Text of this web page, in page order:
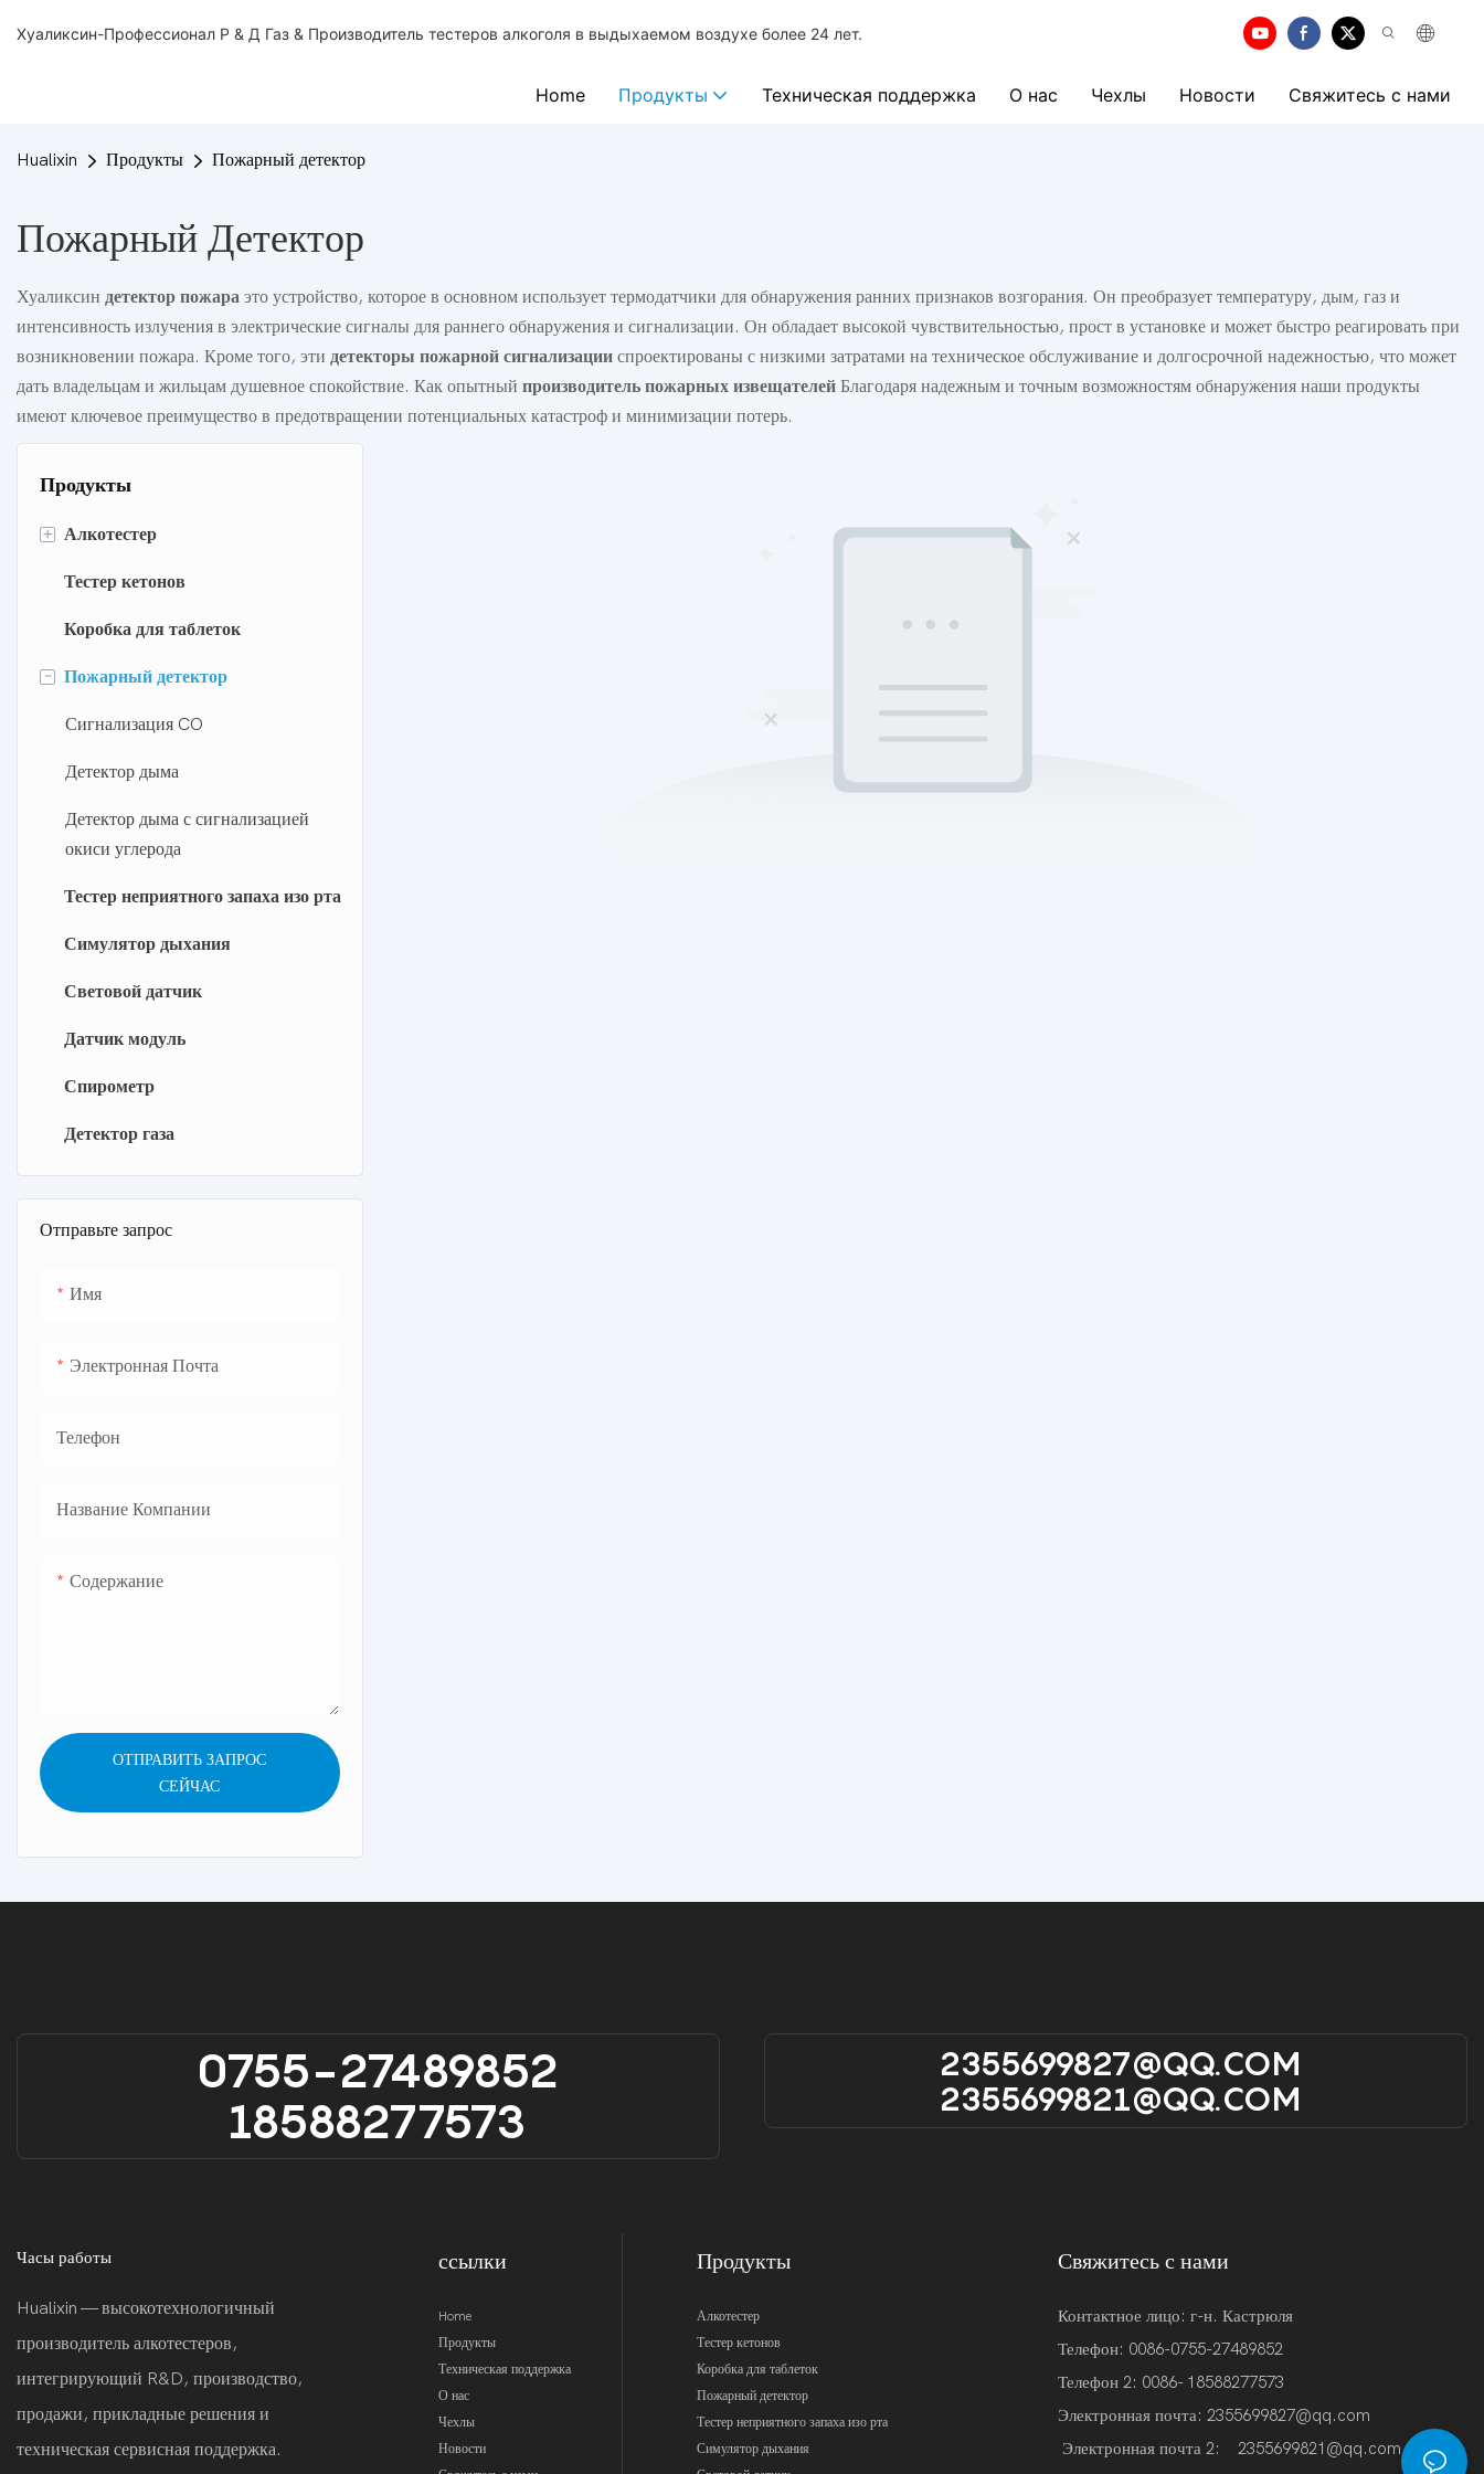
Хуаликсин-Профессионал Р & Д Газ & Производитель тестеров алкоголя в выдыхаемом воздухе более 24 лет.
Home Продукты Техническая поддержка О нас Чехлы Новости Свяжитесь с нами
Hualixin Продукты Пожарный детектор
Пожарный Детектор
Хуаликсин детектор пожара это устройство, которое в основном использует термодатчики для обнаружения ранних признаков возгорания. Он преобразует температуру, дым, газ и
интенсивность излучения в электрические сигналы для раннего обнаружения и сигнализации. Он обладает высокой чувствительностью, прост в установке и может быстро реагировать при
возникновении пожара. Кроме того, эти детекторы пожарной сигнализации спроектированы с низкими затратами на техническое обслуживание и долгосрочной надежностью, что может
дать владельцам и жильцам душевное спокойствие. Как опытный производитель пожарных извещателей Благодаря надежным и точным возможностям обнаружения наши продукты
имеют ключевое преимущество в предотвращении потенциальных катастроф и минимизации потерь.
Продукты
+ Алкотестер
Полупроводниковый алкотестер
Электрохимический алкотестер
Полицейский алкотестер
Аксессуары для алкотестеров
Алкотестер с приложением
Тест-полоски на алкоголь
Тестер кетонов
Коробка для таблеток
- Пожарный детектор
Сигнализация CO
Детектор дыма
Детектор дыма с сигнализацией
окиси углерода
Тестер неприятного запаха изо рта
Симулятор дыхания
Световой датчик
Датчик модуль
Спирометр
Детектор газа
Отправьте запрос
Имя
Электронная Почта
Телефон
Название Компании
Содержание
ОТПРАВИТЬ ЗАПРОС
СЕЙЧАС
0755-27489852
18588277573
2355699827@qQ.cOM
2355699821@qQ.cOM
Часы работы
Hualixin — высокотехнологичный
производитель алкотестеров,
интегрирующий R&D, производство,
продажи, прикладные решения и
техническая сервисная поддержка.
ссылки
Home
Продукты
Техническая поддержка
О нас
Чехлы
Новости
Продукты
Алкотестер
Тестер кетонов
Коробка для таблеток
Пожарный детектор
Тестер неприятного запаха изо рта
Симулятор дыхания
Свяжитесь с нами
Контактное лицо: г-н. Кастрюля
Телефон: 0086-0755-27489852
Телефон 2: 0086- 18588277573
Электронная почта:2355699827@qq.com
Электронная почта 2:
2355699821@qq.com